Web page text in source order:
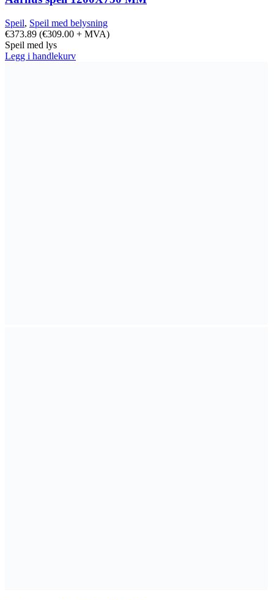
Speil, Speil med belysning
€373.89 (€309.00 + MVA)
Speil med lys
Legg i handlekurv